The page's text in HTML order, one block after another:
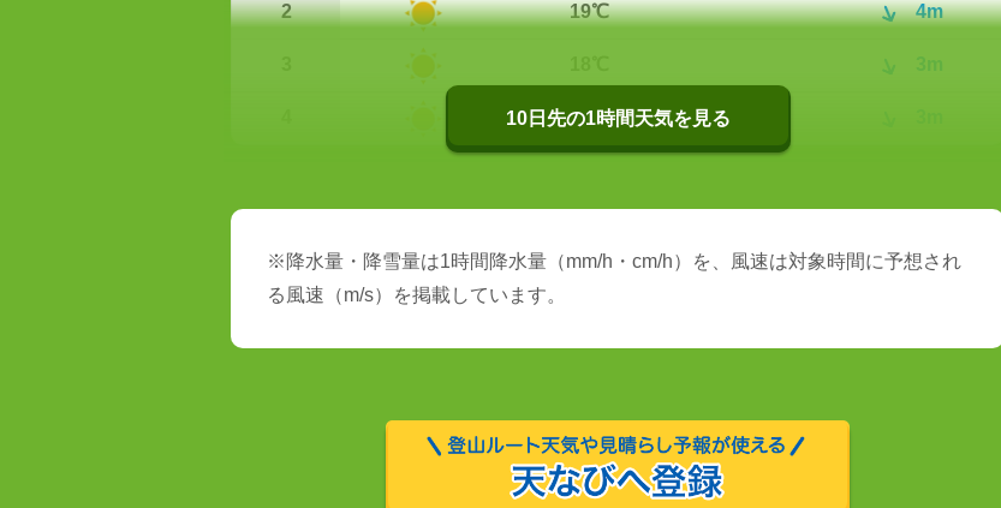
2 19℃ 4m
3m
18℃
10日先の1時間天気を見る
※降水量・降雪量は1時間降水量（mm/h・cm/h）を、風速は対象時間に予想され
る風速（m/s）を掲載しています。